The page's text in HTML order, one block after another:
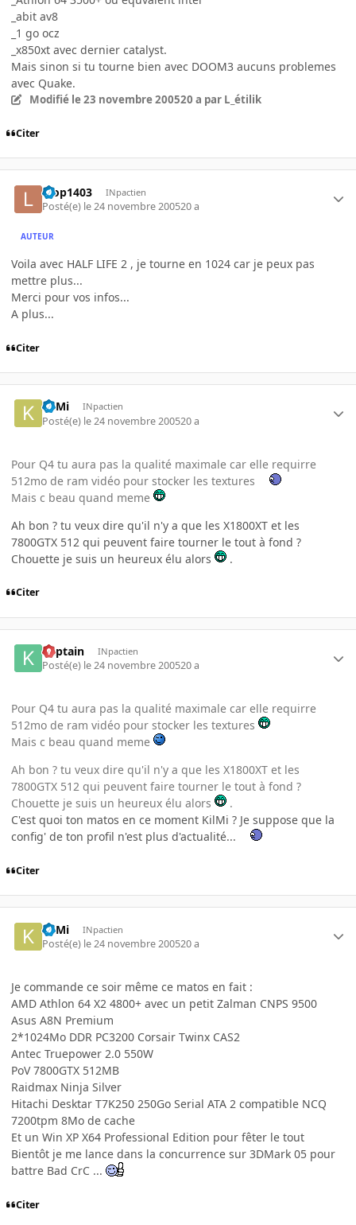
_abit av8
_1 go ocz
_x850xt avec dernier catalyst.
Mais sinon si tu tourne bien avec DOOM3 aucuns problemes
avec Quake.
Modifié le 23 novembre 200520 a par L_étilik
Citer
loop1403 INpactien
Posté(e) le 24 novembre 200520 a
AUTEUR
Voila avec HALF LIFE 2 , je tourne en 1024 car je peux pas
mettre plus...
Merci pour vos infos...
A plus...
Citer
KilMi INpactien
Posté(e) le 24 novembre 200520 a
Pour Q4 tu aura pas la qualité maximale car elle requirre
512mo de ram vidéo pour stocker les textures
Mais c beau quand meme
Ah bon ? tu veux dire qu'il n'y a que les X1800XT et les
7800GTX 512 qui peuvent faire tourner le tout à fond ?
Chouette je suis un heureux élu alors
.
Citer
Kaptain INpactien
Posté(e) le 24 novembre 200520 a
Pour Q4 tu aura pas la qualité maximale car elle requirre
512mo de ram vidéo pour stocker les textures
Mais c beau quand meme
Ah bon ? tu veux dire qu'il n'y a que les X1800XT et les
7800GTX 512 qui peuvent faire tourner le tout à fond ?
Chouette je suis un heureux élu alors
.
C'est quoi ton matos en ce moment KilMi ? Je suppose que la
config' de ton profil n'est plus d'actualité...
Citer
KilMi INpactien
Posté(e) le 24 novembre 200520 a
Je commande ce soir même ce matos en fait :
AMD Athlon 64 X2 4800+ avec un petit Zalman CNPS 9500
Asus A8N Premium
2*1024Mo DDR PC3200 Corsair Twinx CAS2
Antec Truepower 2.0 550W
PoV 7800GTX 512MB
Raidmax Ninja Silver
Hitachi Desktar T7K250 250Go Serial ATA 2 compatible NCQ
7200tpm 8Mo de cache
Et un Win XP X64 Professional Edition pour fêter le tout
Bientôt je me lance dans la concurrence sur 3DMark 05 pour
battre Bad CrC ...
Citer